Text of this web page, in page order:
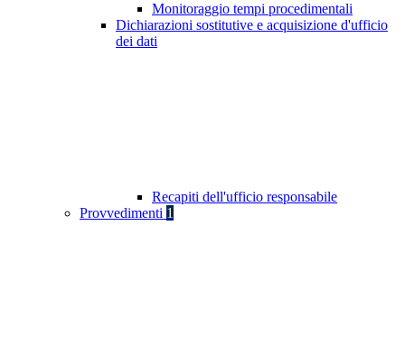
Monitoraggio tempi procedimentali
Dichiarazioni sostitutive e acquisizione d'ufficio
dei dati
Recapiti dell'ufficio responsabile
Provvedimenti 1